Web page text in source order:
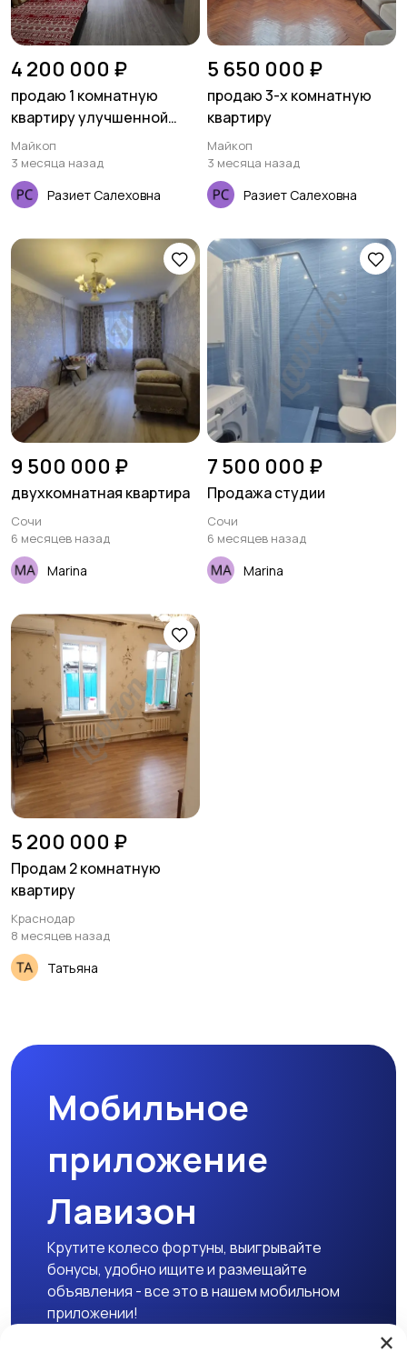
4 200 000 ₽
продаю 1 комнатную
квартиру улучшенной
планировки в Майкопе
Майкоп
3 месяца назад
Разиет Салеховна
5 650 000 ₽
продаю 3-х комнатную
квартиру
Майкоп
3 месяца назад
Разиет Салеховна
9 500 000 ₽
двухкомнатная квартира
Сочи
6 месяцев назад
Marina
7 500 000 ₽
Продажа студии
Сочи
6 месяцев назад
Marina
5 200 000 ₽
Продам 2 комнатную
квартиру
Краснодар
8 месяцев назад
Татьяна
Мобильное
приложение
Лавизон
Крутите колесо фортуны, выигрывайте
бонусы, удобно ищите и размещайте
объявления - все это в нашем мобильном
приложении!
×